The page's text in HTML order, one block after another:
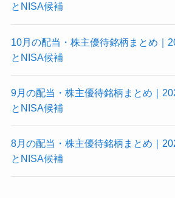
とNISA候補
10月の配当・株主優待銘柄まとめ｜
とNISA候補
9月の配当・株主優待銘柄まとめ｜
とNISA候補
8月の配当・株主優待銘柄まとめ｜
とNISA候補